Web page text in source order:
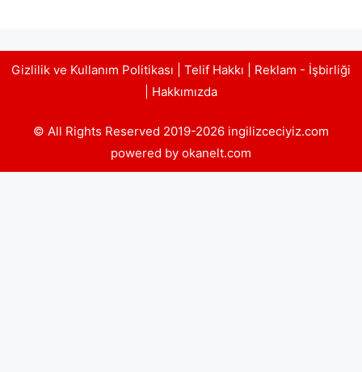
Gizlilik ve Kullanım Politikası Telif Hakkı
Reklam - İşbirliği
Hakkımızda
© All Rights Reserved 2019-2026 ingilizceciyiz.com
powered by okanelt.com